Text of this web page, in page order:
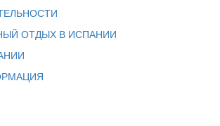
ОТДЫХ В ИСПАНИИ